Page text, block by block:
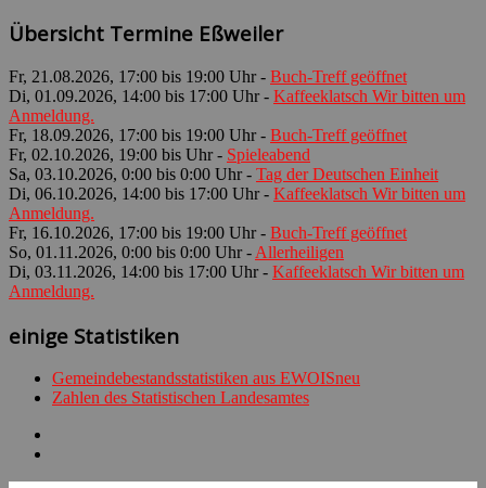
Übersicht Termine Eßweiler
Fr, 21.08.2026, 17:00 bis 19:00 Uhr - Buch-Treff geöffnet
Di, 01.09.2026, 14:00 bis 17:00 Uhr - Kaffeeklatsch Wir bitten um
Anmeldung.
Fr, 18.09.2026, 17:00 bis 19:00 Uhr - Buch-Treff geöffnet
Fr, 02.10.2026, 19:00 bis Uhr - Spieleabend
Sa, 03.10.2026, 0:00 bis 0:00 Uhr - Tag der Deutschen Einheit
Di, 06.10.2026, 14:00 bis 17:00 Uhr - Kaffeeklatsch Wir bitten um
Anmeldung.
Fr, 16.10.2026, 17:00 bis 19:00 Uhr - Buch-Treff geöffnet
So, 01.11.2026, 0:00 bis 0:00 Uhr - Allerheiligen
Di, 03.11.2026, 14:00 bis 17:00 Uhr - Kaffeeklatsch Wir bitten um
Anmeldung.
einige Statistiken
Gemeindebestandsstatistiken aus EWOISneu
Zahlen des Statistischen Landesamtes